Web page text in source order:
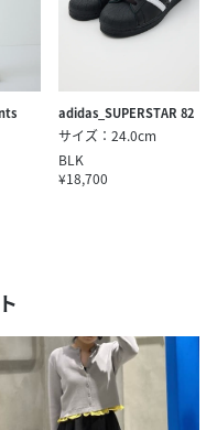
adidas_SUPERSTAR 82
サイズ：24.0cm
BLK
¥18,700